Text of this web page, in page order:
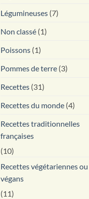
Légumineuses(7)
Non classé(1)
Poissons(1)
Pommes de terre(3)
Recettes(31)
Recettes du monde(4)
Recettes traditionnelles
françaises
(10)
Recettes végétariennes ou
végans
(11)